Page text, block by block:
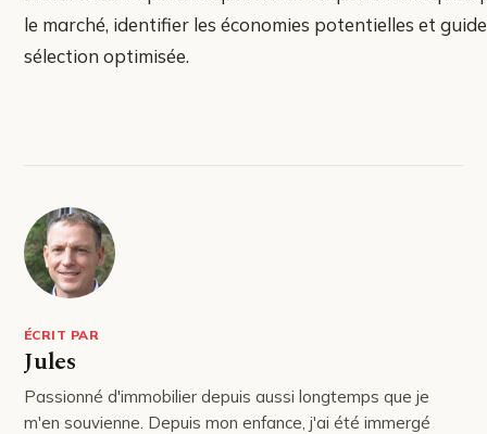
le marché, identifier les économies potentielles et
sélection optimisée.
ÉCRIT PAR
Jules
Passionné d'immobilier depuis aussi longtemps que je
m'en souvienne. Depuis mon enfance, j'ai été immergé